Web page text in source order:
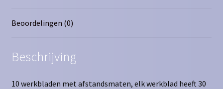
Beoordelingen (0)
Beschrijving
10 werkbladen met afstandsmaten, elk werkblad heeft 30